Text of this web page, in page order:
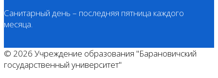
Санитарный день – последняя пятница каждого
месяца.
© 2026 Учреждение образования "Барановичский
государственный университет"